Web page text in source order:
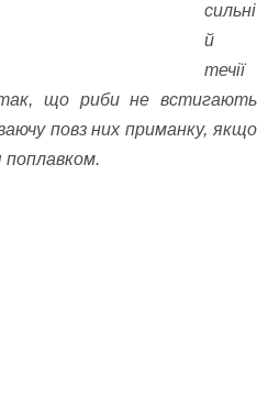
сильні
й
течії
що риби не встигають
повз них приманку, якщо
поплавком.